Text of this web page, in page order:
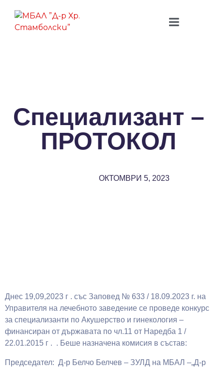
Специализант –
ПРОТОКОЛ
ОКТОМВРИ 5, 2023
Днес 19,09,2023 г . със Заповед № 633 / 18.09.2023 г. на
Управителя на лечебното заведение се проведе конкурс
за специализанти по Акушерство и гинекология –
финансиран от държавата по чл.11 от Наредба 1 /
22.01.2015 г . . Беше назначена комисия в състав:
Председател: Д-р Белчо Белчев – ЗУЛД на МБАЛ –„Д-р